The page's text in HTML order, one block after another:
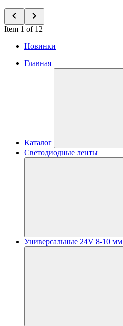
Item 1 of 12
Новинки
Главная
Каталог
Светодиодные ленты
Универсальные 24V 8-10